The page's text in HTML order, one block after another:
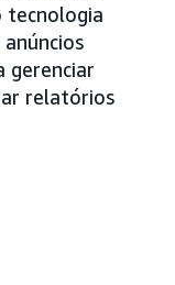
tecnologia
gerenciar
relatórios